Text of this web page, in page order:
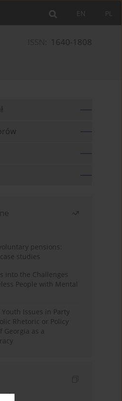
PL
EN
1640-1808
pensions:
studies
into the Challenges
People with Mental
Issues in Party
Rhetoric or Policy
Georgia as a